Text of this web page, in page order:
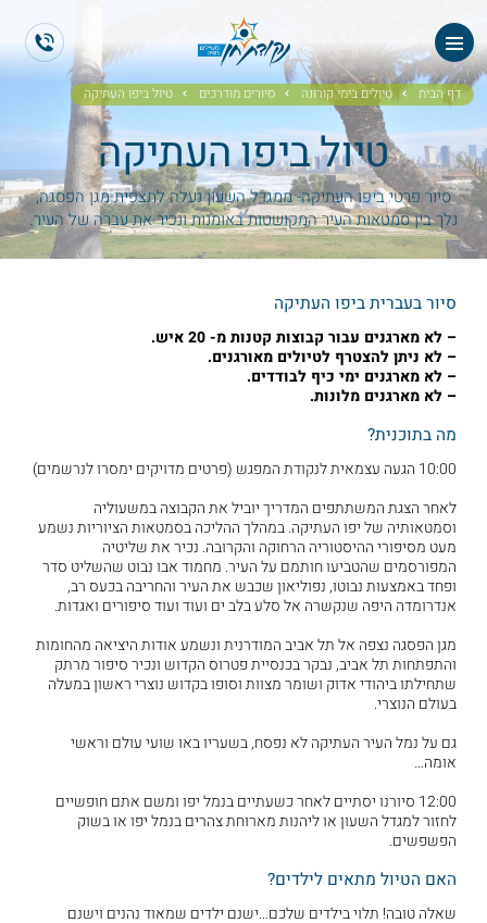
דף הבית טיולים בימי קורונה סיורים מודרכים טיול ביפו העתיקה
טיול ביפו העתיקה
סיור פרטי ביפו העתיקה- ממגדל השעון נעלה לתצפית מגן הפסגה,
נלך בין סמטאות העיר המקושטות באומנות ונכיר את עברה של העיר.
סיור בעברית ביפו העתיקה
– לא מארגנים עבור קבוצות קטנות מ- 20 איש.
– לא ניתן להצטרף לטיולים מאורגנים.
– לא מארגנים ימי כיף לבודדים.
– לא מארגנים מלונות.
מה בתוכנית?
10:00 הגעה עצמאית לנקודת המפגש (פרטים מדויקים ימסרו לנרשמים)
לאחר הצגת המשתתפים המדריך יוביל את הקבוצה במשעוליה
וסמטאותיה של יפו העתיקה. במהלך ההליכה בסמטאות הציוריות נשמע
מעט מסיפורי ההיסטוריה הרחוקה והקרובה. נכיר את שליטיה
המפורסמים שהטביעו חותמם על העיר. מחמוד אבו נבוט שהשליט סדר
ופחד באמצעות נבוטו, נפוליאון שכבש את העיר והחריבה בכעס רב,
אנדרומדה היפה שנקשרה אל סלע בלב ים ועוד ועוד סיפורים ואגדות.
מגן הפסגה נצפה אל תל אביב המודרנית ונשמע אודות היציאה מהחומות
והתפתחות תל אביב, נבקר בכנסיית פטרוס הקדוש ונכיר סיפור מרתק
שתחילתו ביהודי אדוק ושומר מצוות וסופו בקדוש נוצרי ראשון במעלה
בעולם הנוצרי.
גם על נמל העיר העתיקה לא נפסח, בשעריו באו שועי עולם וראשי
אומה…
12:00 סיורנו יסתיים לאחר כשעתיים בנמל יפו ומשם אתם חופשיים
לחזור למגדל השעון או ליהנות מארוחת צהרים בנמל יפו או בשוק
הפשפשים.
האם הטיול מתאים לילדים?
שאלה טובה! תלוי בילדים שלכם…ישנם ילדים שמאוד נהנים וישנם
ראשי
אודותנו
טיולי תיירים
הטיולים שלנו
גלריית תמונות
גלריית וידאו
ממליצים
EN
ES